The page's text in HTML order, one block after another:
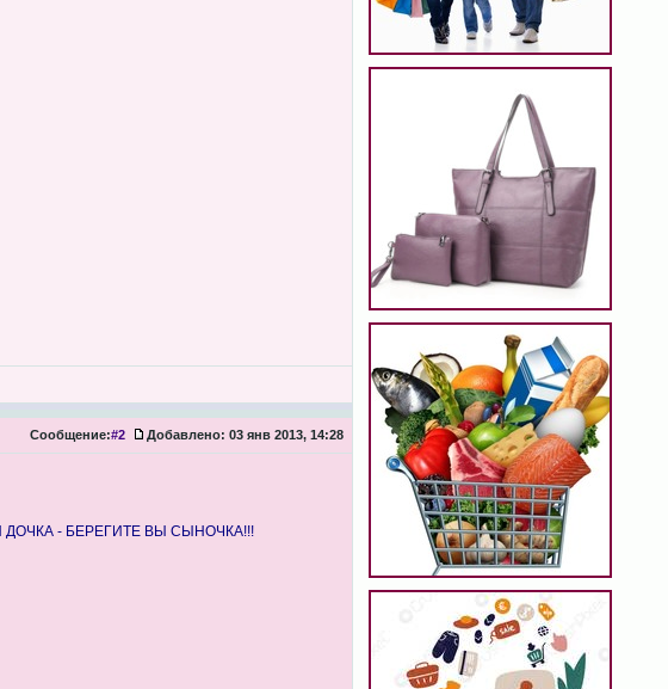
Сообщение:#2 Добавлено: 03 янв 2013, 14:28
ДОЧКА - БЕРЕГИТЕ ВЫ СЫНОЧКА!!!